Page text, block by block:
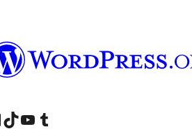
आमच्या टिकटॉक अकाउंटला भेट द्या.आमच्या यूट्यूब चॅनेलला भेट द्या आमच्या टंबलर खात्याला भेट द्या.